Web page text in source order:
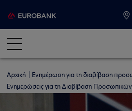
Αρχική
Ενημέρωση για τη διαβίβαση
Ενημερώσεις για τη Διαβίβαση